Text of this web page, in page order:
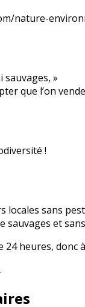
nature-
»
que l’on
!
locales sans
sauvages et
24 heures, donc